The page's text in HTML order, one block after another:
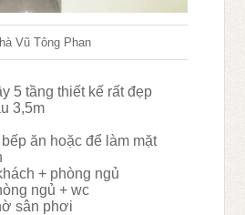
Vũ Tông Phan
5 tầng thiết kế rất đẹp
3,5m
ăn hoặc để làm mặt
+ phòng ngủ
ngủ + wc
sân phơi